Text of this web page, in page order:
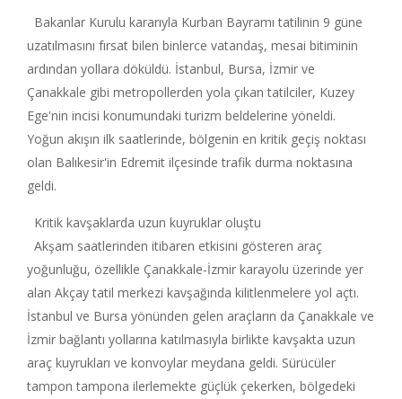
Bakanlar Kurulu kararıyla Kurban Bayramı tatilinin 9 güne
uzatılmasını fırsat bilen binlerce vatandaş, mesai bitiminin
ardından yollara döküldü. İstanbul, Bursa, İzmir ve
Çanakkale gibi metropollerden yola çıkan tatilciler, Kuzey
Ege'nin incisi konumundaki turizm beldelerine yöneldi.
Yoğun akışın ilk saatlerinde, bölgenin en kritik geçiş noktası
olan Balıkesir'in Edremit ilçesinde trafik durma noktasına
geldi.
Kritik kavşaklarda uzun kuyruklar oluştu
Akşam saatlerinden itibaren etkisini gösteren araç
yoğunluğu, özellikle Çanakkale-İzmir karayolu üzerinde yer
alan Akçay tatil merkezi kavşağında kilitlenmelere yol açtı.
İstanbul ve Bursa yönünden gelen araçların da Çanakkale ve
İzmir bağlantı yollarına katılmasıyla birlikte kavşakta uzun
araç kuyrukları ve konvoylar meydana geldi. Sürücüler
tampon tampona ilerlemekte güçlük çekerken, bölgedeki